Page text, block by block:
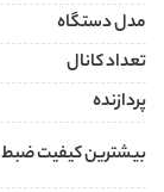
مدل دستگاه
تعداد کانال
پردازنده
بیشترین کیفیت ضبط